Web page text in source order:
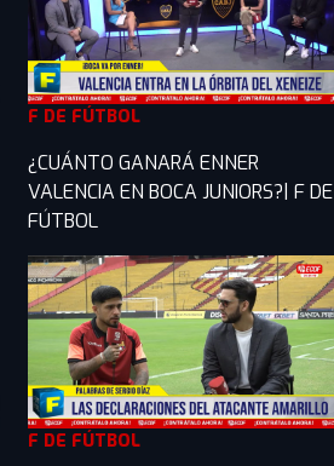
F DE FÚTBOL
¿CUÁNTO GANARÁ ENNER
VALENCIA EN BOCA JUNIORS?| F DE
FÚTBOL
F DE FÚTBOL